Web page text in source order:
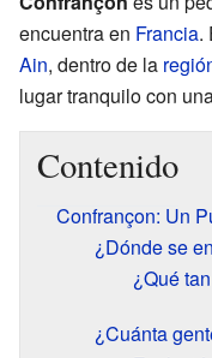
encuentra en Francia.
Ain, dentro de la
lugar tranquilo con
Contenido
Confrançon: Un
¿Dónde se
¿Qué
¿Cuánta